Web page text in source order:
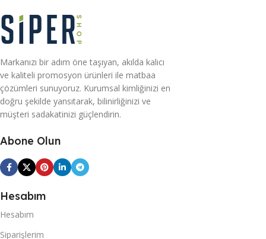
Markanızı bir adım öne taşıyan, akılda kalıcı
ve kaliteli promosyon ürünleri ile matbaa
çözümleri sunuyoruz. Kurumsal kimliğinizi en
doğru şekilde yansıtarak, bilinirliğinizi ve
müşteri sadakatinizi güçlendirin.
Abone Olun
Hesabım
Hesabım
Siparişlerim